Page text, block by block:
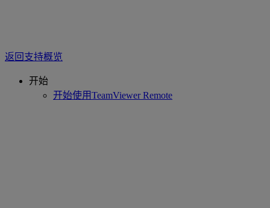
返回支持概览
开始
开始使用TeamViewer Remote